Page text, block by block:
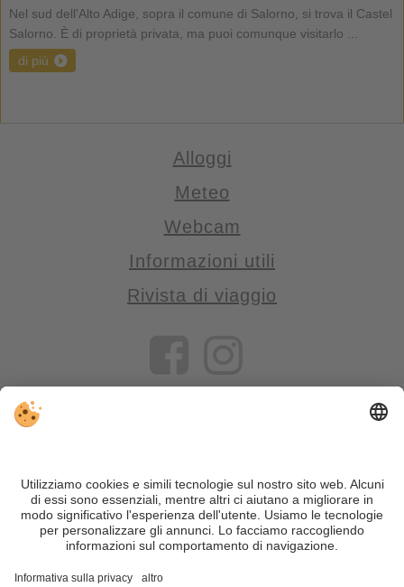
Nel sud dell'Alto Adige, sopra il comune di Salorno, si trova il Castel
Salorno. È di proprietà privata, ma puoi comunque visitarlo ...
di più
Alloggi
Meteo
Webcam
Informazioni utili
Rivista di viaggio
VIVOSüdtirol è il portale di viaggio per chi desidera vivere il
Trentino Alto Adige davvero – con consigli autentici, alloggi e
offerte su misura.
Nonostante il lavoro accurato e il costante aggiornamento dei